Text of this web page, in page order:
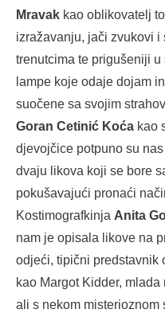
Mravak kao oblikovatelj
izražavanju, jači zvukovi i
trenutcima te prigušeniji
lampe koje odaje dojam
suočene sa svojim
Goran Cetinić Koća kao
djevojčice potpuno su
dvaju likova koji se bore
pokušavajući pronaći
Kostimografkinja Anita
nam je opisala likove na
odjeći, tipični predstavnik
kao Margot Kidder,
ali s nekom misterioznom